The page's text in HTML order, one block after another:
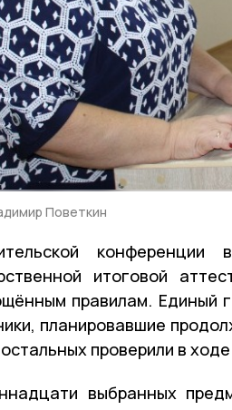
Поветкин
конференции
итоговой
правилам. Единый
планировавшие
проверили в
выбранных